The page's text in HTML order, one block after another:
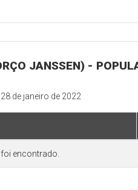
JANSSEN) -
28 de janeiro de 2022
encontrado.